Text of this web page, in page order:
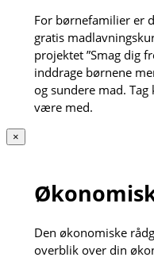
For børnefamilier er
gratis
projektet ”Smag dig
inddrage børnene
og sundere mad.
være med.
×
Den økonomiske
overblik over din